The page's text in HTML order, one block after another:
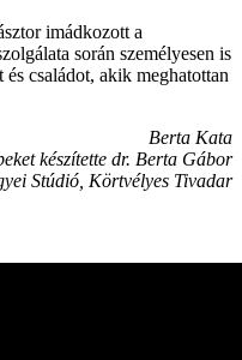
imádkozott a
során személyesen is
családot, akik meghatottan
Berta Kata
készítette dr. Berta Gábor
Stúdió, Körtvélyes Tivadar